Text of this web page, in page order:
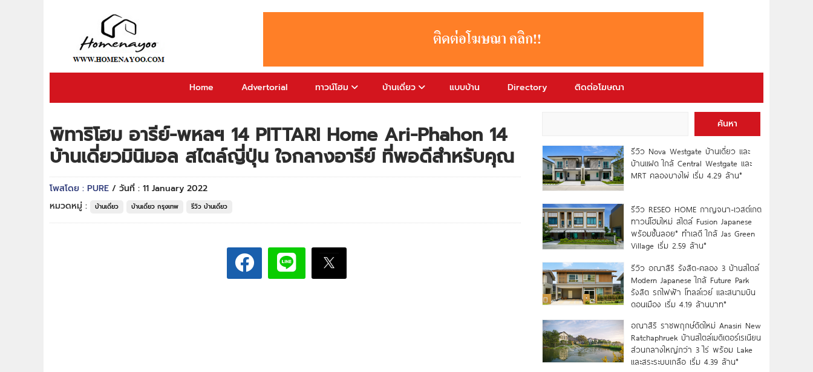
Home Advertorial ทาวน์โฮม บ้านเดี่ยว แบบบ้าน Directory ติดต่อโฆษณา
พิทาริโฮม อารีย์-พหลฯ 14 PITTARI Home Ari-Phahon 14
บ้านเดี่ยวมินิมอล สไตล์ญี่ปุ่น ใจกลางอารีย์ ที่พอดีสำหรับคุณ
โพสโดย : PURE / วันที่ : 11 January 2022
หมวดหมู่ :
บ้านเดี่ยว บ้านเดี่ยว กรุงเทพ รีวิว บ้านเดี่ยว
ค้นหา
รีวิว Nova Westgate บ้านเดี่ยว และ
บ้านแฝด ใกล้ Central Westgate และ
MRT คลองบางไผ่ เริ่ม 4.29 ล้าน*
รีวิว RESEO HOME กาญจนา-เวสต์เกต
ทาวน์โฮมใหม่ สไตล์ Fusion Japanese
พร้อมชั้นลอย* ทำเลดี ใกล้ Jas Green
Village เริ่ม 2.59 ล้าน*
รีวิว อณาสิริ รังสิต-คลอง 3 บ้านสไตล์
Modern Japanese ใกล้ Future Park
รังสิต รถไฟฟ้า โทลล์เวย์ และสนามบิน
ดอนเมือง เริ่ม 4.19 ล้านบาท*
อณาสิริ ราชพฤกษ์ตัดใหม่ Anasiri New
Ratchaphruek บ้านสไตล์เมดิเตอร์เรเนียน
ส่วนกลางใหญ่กว่า 3 ไร่ พร้อม Lake
และสระระบบเกลือ เริ่ม 4.39 ล้าน*